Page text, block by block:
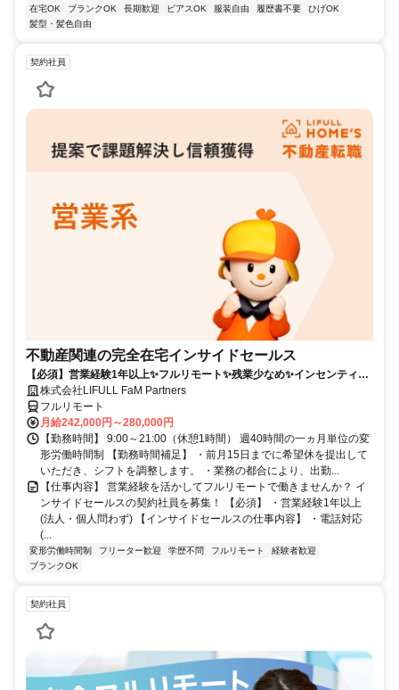
在宅OK
ブランクOK 長期歓迎 ピアスOK 服装自由 履歴書不要
ひげOK
髪型・髪色自由
契約社員
不動産関連の完全在宅インサイドセールス
【必須】営業経験1年以上✨フルリモート✨残業少なめ✨インセンティブ
有 株式会社LIFULL FaM Partners
フルリモート
月給242,000円～280,000円
【勤務時間】 9:00～21:00（休憩1時間） 週40時間の一ヵ月単位の変
形労働時間制 【勤務時間補足】 ・前月15日までに希望休を提出して
いただき、シフトを調整します。 ・業務の都合により、出勤...
【仕事内容】 営業経験を活かしてフルリモートで働きませんか？ イ
ンサイドセールスの契約社員を募集！ 【必須】 ・営業経験1年以上
(法人・個人問わず) 【インサイドセールスの仕事内容】 ・電話対応
(...
変形労働時間制 フリーター歓迎 学歴不問 フルリモート
経験者歓迎
ブランクOK
契約社員